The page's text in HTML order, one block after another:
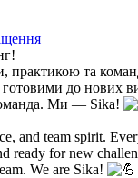
та
до нових
Ми — Sika!
and team spirit.
ready for new
We are Sika!